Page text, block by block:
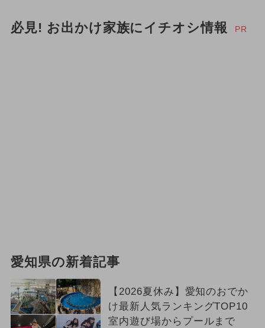
必見! お出かけ家族にイチオシ情報 PR
愛知県の新着記事
【2026夏休み】愛知のおでか
け最新人気ランキングTOP10
室内遊び場からプールまで